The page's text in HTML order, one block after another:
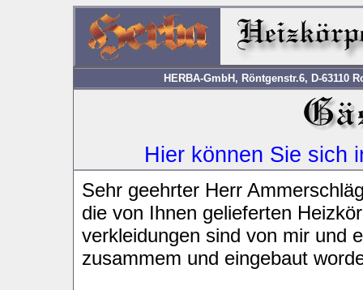
HERBA-GmbH, Röntgenstr.6, D-63110
Hier können Sie sich
Sehr geehrter Herr
die von Ihnen gelieferten
verkleidungen sind von mir und
zusammem und eingebaut